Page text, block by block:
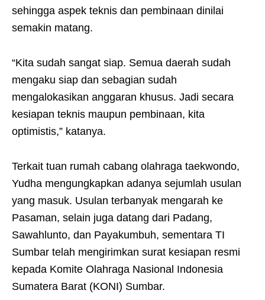
sehingga aspek teknis dan pembinaan dinilai
semakin matang.
“Kita sudah sangat siap. Semua daerah sudah
mengaku siap dan sebagian sudah
mengalokasikan anggaran khusus. Jadi secara
kesiapan teknis maupun pembinaan, kita
optimistis,” katanya.
Terkait tuan rumah cabang olahraga taekwondo,
Yudha mengungkapkan adanya sejumlah usulan
yang masuk. Usulan terbanyak mengarah ke
Pasaman, selain juga datang dari Padang,
Sawahlunto, dan Payakumbuh, sementara TI
Sumbar telah mengirimkan surat kesiapan resmi
kepada Komite Olahraga Nasional Indonesia
Sumatera Barat (KONI) Sumbar.